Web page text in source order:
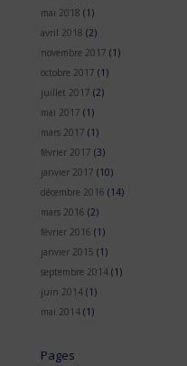
mai 2018 (1)
avril 2018 (2)
novembre 2017 (1)
octobre 2017 (1)
juillet 2017 (2)
mai 2017 (1)
mars 2017 (1)
février 2017 (3)
janvier 2017 (10)
décembre 2016 (14)
mars 2016 (2)
février 2016 (1)
janvier 2015 (1)
septembre 2014(1)
juin 2014(1)
mai 2014(1)
Pages